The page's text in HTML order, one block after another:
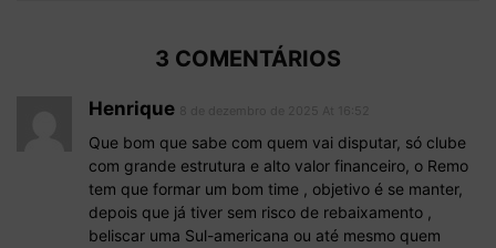
3 COMENTÁRIOS
Henrique
Que bom que sabe com quem vai disputar, só clube
com grande estrutura e alto valor financeiro, o Remo
tem que formar um bom time , objetivo é se manter,
depois que já tiver sem risco de rebaixamento ,
beliscar uma Sul-americana ou até mesmo quem